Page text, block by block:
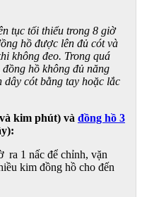
tục tối thiểu trong 8 giờ
hồ được lên đủ cót và
không đeo. Trong quá
hồ không đủ năng
cót bằng tay hoặc lắc
kim phút) và đồng hồ 3
ra 1 nấc để chỉnh, vặn
kim đồng hồ cho đến